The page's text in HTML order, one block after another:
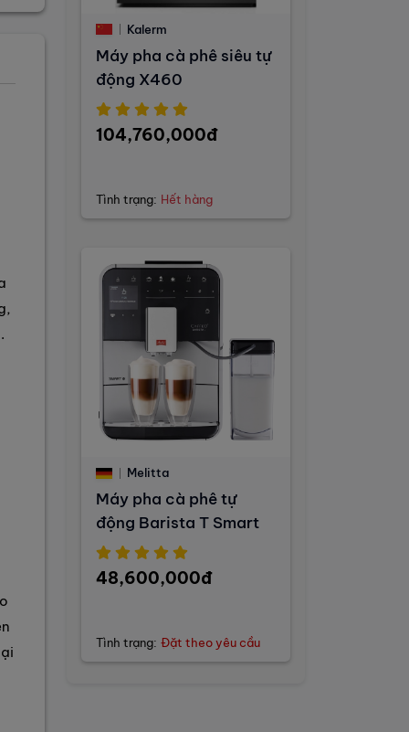
Kalerm
Máy pha cà phê siêu tự
động X460
104,760,000đ
Tình trạng: Hết hàng
Melitta
Máy pha cà phê tự
động Barista T Smart
48,600,000đ
Tình trạng: Đặt theo yêu cầu